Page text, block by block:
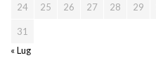
24 25 26 27 28 29
31
« Lug